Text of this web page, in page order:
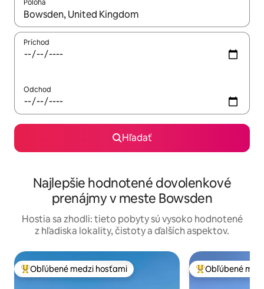
Poloha
Keď budú výsledky k dispozícii, môžete si ich prechádzať
Príchod
Odchod
Hľadať
Najlepšie hodnotené dovolenkové
prenájmy v meste Bowsden
Hostia sa zhodli: tieto pobyty sú vysoko hodnotené
z hľadiska lokality, čistoty a ďalších aspektov.
Najobľúbenejšie medzi hosťami
Obľúbené medzi hosťami Najobľúbenejšie
Obľúbené